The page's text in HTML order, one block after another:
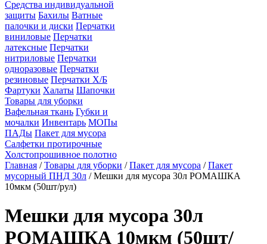
Средства индивидуальной
защиты Бахилы Ватные
палочки и диски Перчатки
виниловые Перчатки
латексные Перчатки
нитриловые Перчатки
одноразовые Перчатки
резиновые Перчатки Х/Б
Фартуки Халаты Шапочки
Товары для уборки
Вафельная ткань Губки и
мочалки Инвентарь МОПы
ПАДы Пакет для мусора
Салфетки протирочные
Холстопрошивное полотно
Главная /Товары для уборки /Пакет для мусора /Пакет
мусорный ПНД 30л / Мешки для мусора 30л РОМАШКА
10мкм (50шт/рул)
Мешки для мусора 30л
РОМАШКА 10мкм (50шт/